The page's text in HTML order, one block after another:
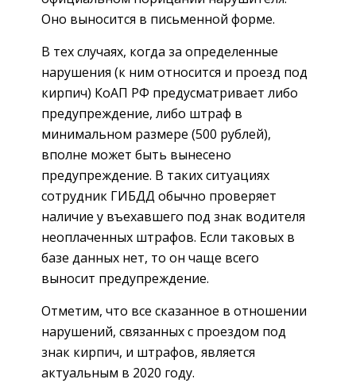
Оно выносится в письменной форме.
В тех случаях, когда за определенные
нарушения (к ним относится и проезд под
кирпич) КоАП РФ предусматривает либо
предупреждение, либо штраф в
минимальном размере (500 рублей),
вполне может быть вынесено
предупреждение. В таких ситуациях
сотрудник ГИБДД обычно проверяет
наличие у въехавшего под знак водителя
неоплаченных штрафов. Если таковых в
базе данных нет, то он чаще всего
выносит предупреждение.
Отметим, что все сказанное в отношении
нарушений, связанных с проездом под
знак кирпич, и штрафов, является
актуальным в 2020 году.